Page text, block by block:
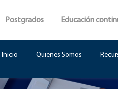
Postgrados Educación
Inicio Quienes Somos